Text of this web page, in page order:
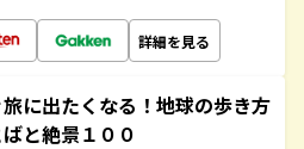
詳細を見る
に出たくなる！地球の歩き方
と絶景１００